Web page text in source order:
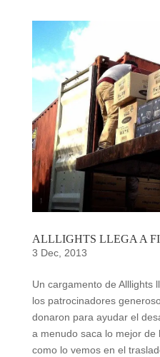
ALLLIGHTS LLEGA A
3 Dec, 2013
Un cargamento de Alllights
los patrocinadores
donaron para ayudar el
a menudo saca lo mejor
como lo vemos en el